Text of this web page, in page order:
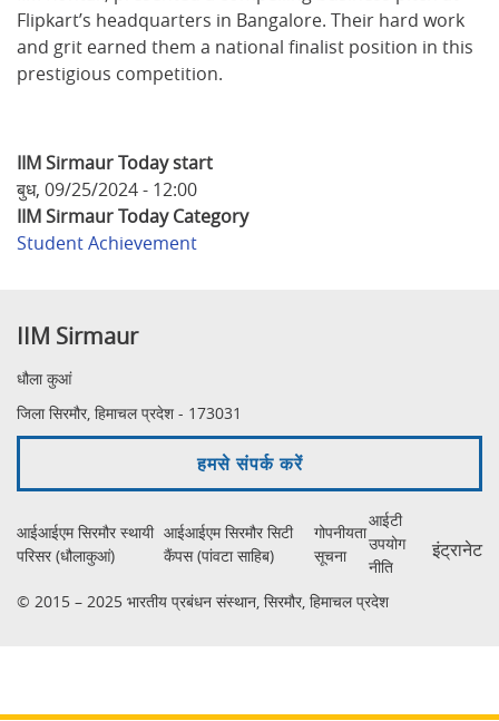
Flipkart’s headquarters in Bangalore. Their hard work
and grit earned them a national finalist position in this
prestigious competition.
IIM Sirmaur Today start
बुध, 09/25/2024 - 12:00
IIM Sirmaur Today Category
Student Achievement
IIM Sirmaur
धौला कुआं
जिला सिरमौर, हिमाचल प्रदेश - 173031
हमसे संपर्क करें
आईआईएम सिरमौर स्थायी
परिसर (धौलाकुआं)
आईआईएम सिरमौर सिटी
कैंपस (पांवटा साहिब)
गोपनीयता
सूचना
आईटी
उपयोग
नीति
इंट्रानेट
© 2015 – 2025 भारतीय प्रबंधन संस्थान, सिरमौर, हिमाचल प्रदेश